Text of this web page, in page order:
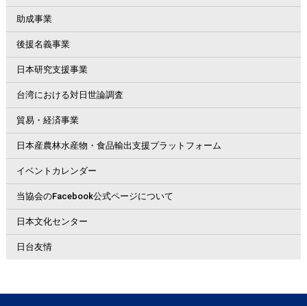
助成事業
後援名義事業
日本研究支援事業
台湾における対日世論調査
貿易・経済事業
日本産農林水産物・食品輸出支援プラットフォーム
イベントカレンダー
当協会のFacebook公式ページについて
日本文化センター
日台友情